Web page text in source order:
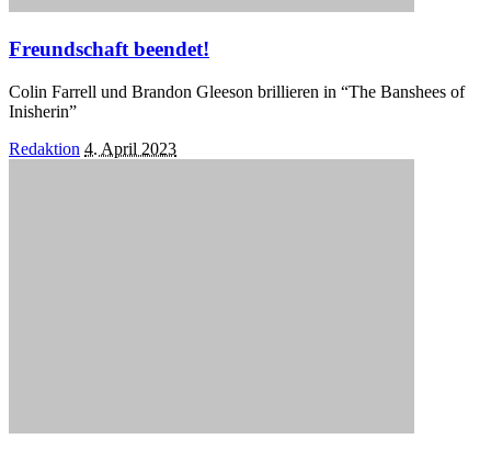
Freundschaft beendet!
Colin Farrell und Brandon Gleeson brillieren in “The Banshees of
Inisherin”
Posted
Redaktion 4. April 2023